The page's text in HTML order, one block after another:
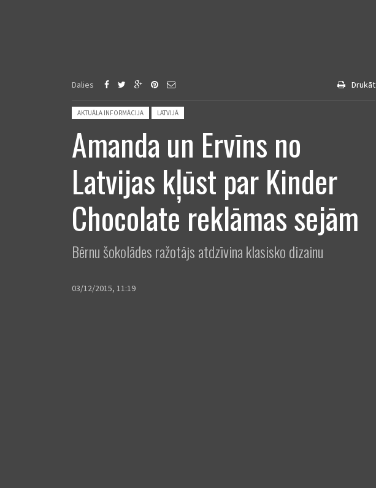
Dalies Drukāt
Posted in:
AKTUĀLA INFORMĀCIJA LATVIJĀ
Amanda un Ervīns no
Latvijas kļūst par Kinder
Chocolate reklāmas sejām
Bērnu šokolādes ražotājs atdzīvina klasisko dizainu
03/12/2015, 11:19